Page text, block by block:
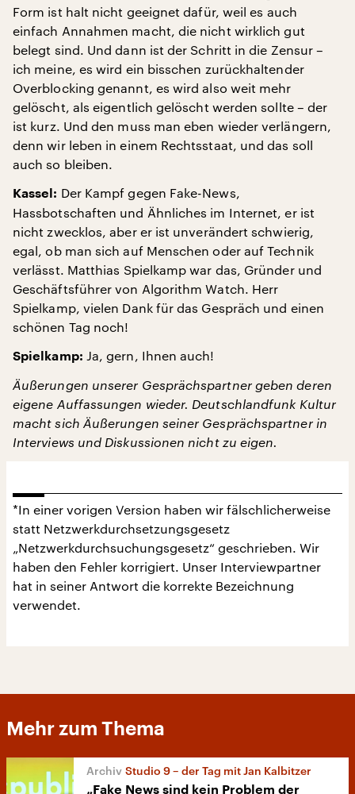
Form ist halt nicht geeignet dafür, weil es auch
einfach Annahmen macht, die nicht wirklich gut
belegt sind. Und dann ist der Schritt in die Zensur –
ich meine, es wird ein bisschen zurückhaltender
Overblocking genannt, es wird also weit mehr
gelöscht, als eigentlich gelöscht werden sollte – der
ist kurz. Und den muss man eben wieder verlängern,
denn wir leben in einem Rechtsstaat, und das soll
auch so bleiben.
Kassel: Der Kampf gegen Fake-News,
Hassbotschaften und Ähnliches im Internet, er ist
nicht zwecklos, aber er ist unverändert schwierig,
egal, ob man sich auf Menschen oder auf Technik
verlässt. Matthias Spielkamp war das, Gründer und
Geschäftsführer von Algorithm Watch. Herr
Spielkamp, vielen Dank für das Gespräch und einen
schönen Tag noch!
Spielkamp: Ja, gern, Ihnen auch!
Äußerungen unserer Gesprächspartner geben deren
eigene Auffassungen wieder. Deutschlandfunk Kultur
macht sich Äußerungen seiner Gesprächspartner in
Interviews und Diskussionen nicht zu eigen.
*In einer vorigen Version haben wir fälschlicherweise
statt Netzwerkdurchsetzungsgesetz
„Netzwerkdurchsuchungsgesetz“ geschrieben. Wir
haben den Fehler korrigiert. Unser Interviewpartner
hat in seiner Antwort die korrekte Bezeichnung
verwendet.
Mehr zum Thema
Studio 9 – der Tag mit Jan Kalbitzer
„Fake News sind kein Problem der